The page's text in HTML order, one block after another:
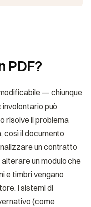
PDF?
— chiunque
involontario può
risolve il problema
così il documento
un contratto
un modulo che
e timbri vengano
I sistemi di
(come